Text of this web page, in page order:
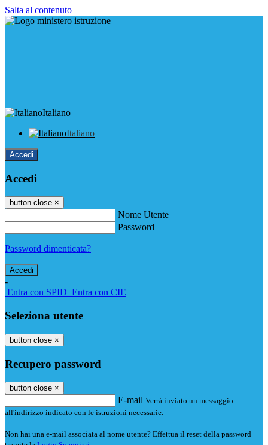
Salta al contenuto
Italiano
Italiano
Accedi
Accedi
button close ×
Nome Utente
Password
Password dimenticata?
-
Entra con SPID Entra con CIE
Seleziona utente
button close ×
Recupero password
button close ×
E-mail Verrà inviato un messaggio
all'indirizzo indicato con le istruzioni necessarie.
Non hai una e-mail associata al nome utente? Effettua il reset della password